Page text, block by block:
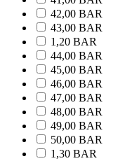
42,00 BAR
43,00 BAR
1,20 BAR
44,00 BAR
45,00 BAR
46,00 BAR
47,00 BAR
48,00 BAR
49,00 BAR
50,00 BAR
1,30 BAR